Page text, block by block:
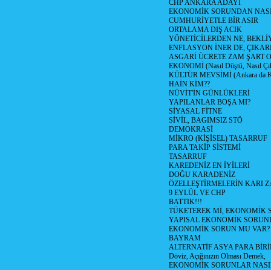
CHP ANKARA ADAYI
EKONOMİK SORUNDAN
CUMHURİYETLE BİR ASIR
ORTALAMA DIŞ ACIK
YÖNETİCİLERDEN NE,
ENFLASYON İNER DE,
ASGARİ ÜCRETE ZAM ŞART
EKONOMİ (Nasıl Düştü, Nasıl
KÜLTÜR MEVSİMİ (Ankara da
HAİN KİM??
NÜVİT'İN GÜNLÜKLERİ
YAPILANLAR BOŞA MI?
SİYASAL FİTNE
SİVİL, BAGIMSIZ STÖ
DEMOKRASİ
MİKRO (KİŞİSEL) TASARRUF
PARA TAKİP SİSTEMİ
TASARRUF
KAREDENİZ EN İYİLERİ
DOĞU KARADENİZ
ÖZELLEŞTİRMELERİN KARI
9 EYLÜL VE CHP
BATTIK!!!
TÜKETEREK Mİ, EKONOMİK
YAPISAL EKONOMİK
EKONOMİK SORUN MU VAR?
BAYRAM
ALTERNATİF ASYA PARA
Döviz, Açığınızın Olması Demek,
EKONOMİK SORUNLAR